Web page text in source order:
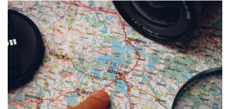
wykorzystać
wiedzę
o
talentach,
aby
mówić
o
swoich
potrzebach?